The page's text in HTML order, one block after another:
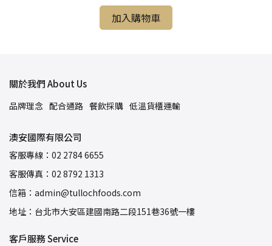
加入購物車
關於我們 About Us
品牌理念 配合通路 餐飲採購 低溫貨櫃運輸
澳安國際有限公司
客服專線：02 2784 6655
客服傳真：02 8792 1313
信箱：admin@tullochfoods.com
地址：台北市大安區建國南路二段151巷36號一樓
客戶服務 Service